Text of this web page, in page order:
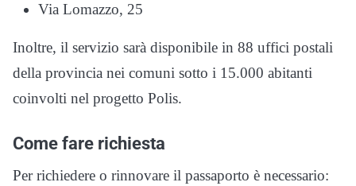
Via Lomazzo, 25
Inoltre, il servizio sarà disponibile in 88 uffici postali
della provincia nei comuni sotto i 15.000 abitanti
coinvolti nel progetto Polis.
Come fare richiesta
Per richiedere o rinnovare il passaporto è necessario: